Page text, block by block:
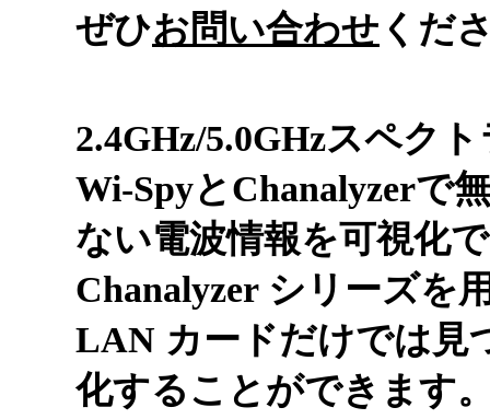
ぜひお問い合わせ くだ
2.4GHz/5.0GHzスペク
Wi-SpyとChanalyzerで
ない電波情報を可視化
Chanalyzer シリーズを
LAN カードだけでは見
化することができます